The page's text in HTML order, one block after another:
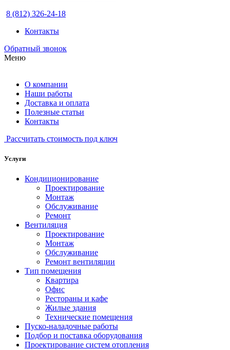
8 (812) 326-24-18
Контакты
Обратный звонок
Меню
О компании
Наши работы
Доставка и оплата
Полезные статьи
Контакты
Рассчитать стоимость под ключ
Услуги
Кондиционирование
Проектирование
Монтаж
Обслуживание
Ремонт
Вентиляция
Проектирование
Монтаж
Обслуживание
Ремонт вентиляции
Тип помещения
Квартира
Офис
Рестораны и кафе
Жилые здания
Технические помещения
Пуско-наладочные работы
Подбор и поставка оборудования
Проектирование систем отопления